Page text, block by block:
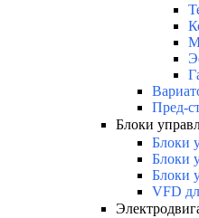
Пред-
Блоки
Блоки
Блоки
Блоки
VFD